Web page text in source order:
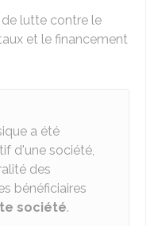
lutte contre le
et le financement
a été
d'une société,
des
bénéficiaires
société.